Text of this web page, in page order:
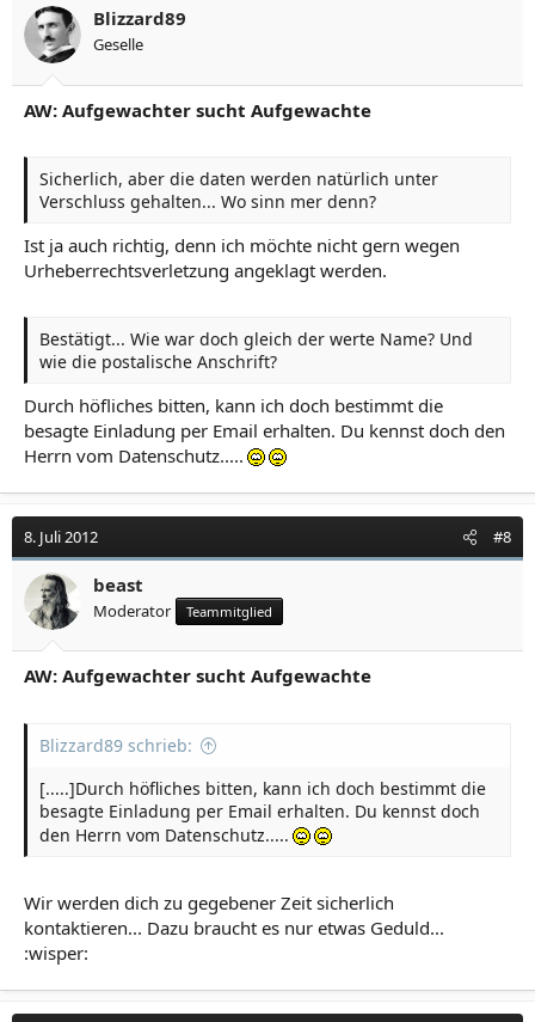
Blizzard89
Geselle
AW: Aufgewachter sucht Aufgewachte
Sicherlich, aber die daten werden natürlich unter
Verschluss gehalten... Wo sinn mer denn?
Ist ja auch richtig, denn ich möchte nicht gern wegen
Urheberrechtsverletzung angeklagt werden.
Bestätigt... Wie war doch gleich der werte Name? Und
wie die postalische Anschrift?
Durch höfliches bitten, kann ich doch bestimmt die
besagte Einladung per Email erhalten. Du kennst doch den
Herrn vom Datenschutz.....
8. Juli 2012 #8
beast
Moderator Teammitglied
AW: Aufgewachter sucht Aufgewachte
Blizzard89 schrieb:
[.....]Durch höfliches bitten, kann ich doch bestimmt die
besagte Einladung per Email erhalten. Du kennst doch
den Herrn vom Datenschutz.....
Wir werden dich zu gegebener Zeit sicherlich
kontaktieren... Dazu braucht es nur etwas Geduld...
:wisper: